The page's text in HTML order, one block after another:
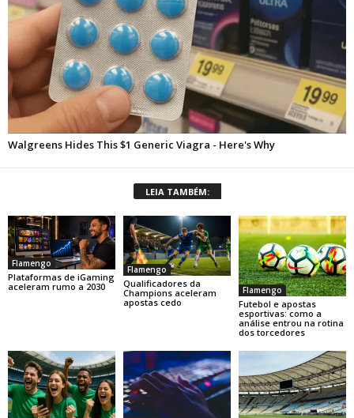
LEIA TAMBÉM:
Flamengo
Plataformas de iGaming
aceleram rumo a 2030
Flamengo
Qualificadores da
Champions aceleram
apostas cedo
Flamengo
Futebol e apostas
esportivas: como a
análise entrou na rotina
dos torcedores